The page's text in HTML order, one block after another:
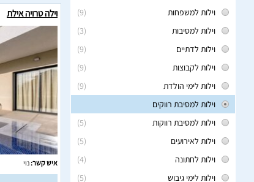
(9)
וילות למשפחות
(3)
וילות למסיבות
(9)
וילות לדתיים
(9)
וילות לקבוצות
(9)
וילות לימי הולדת
וילות למסיבת רווקים
(5)
וילות למסיבת רווקות
(5)
וילות לאירועים
(4)
וילות לחתונה
(5)
וילות לימי גיבוש
וילה טרויה אילת
איש קשר:נוי